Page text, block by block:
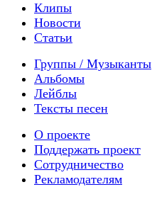
Клипы
Новости
Статьи
Группы / Музыканты
Альбомы
Лейблы
Тексты песен
О проекте
Поддержать проект
Сотрудничество
Рекламодателям